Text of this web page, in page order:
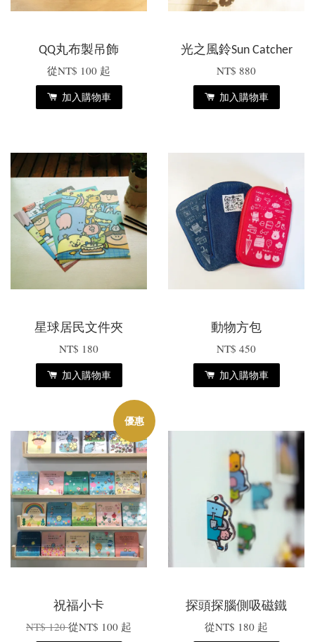
QQ丸布製吊飾
從NT$ 100 起
加入購物車
光之風鈴Sun Catcher
NT$ 880
加入購物車
星球居民文件夾
NT$ 180
加入購物車
動物方包
NT$ 450
加入購物車
優惠
祝福小卡
NT$ 120從NT$ 100 起
探頭探腦側吸磁鐵
從NT$ 180 起